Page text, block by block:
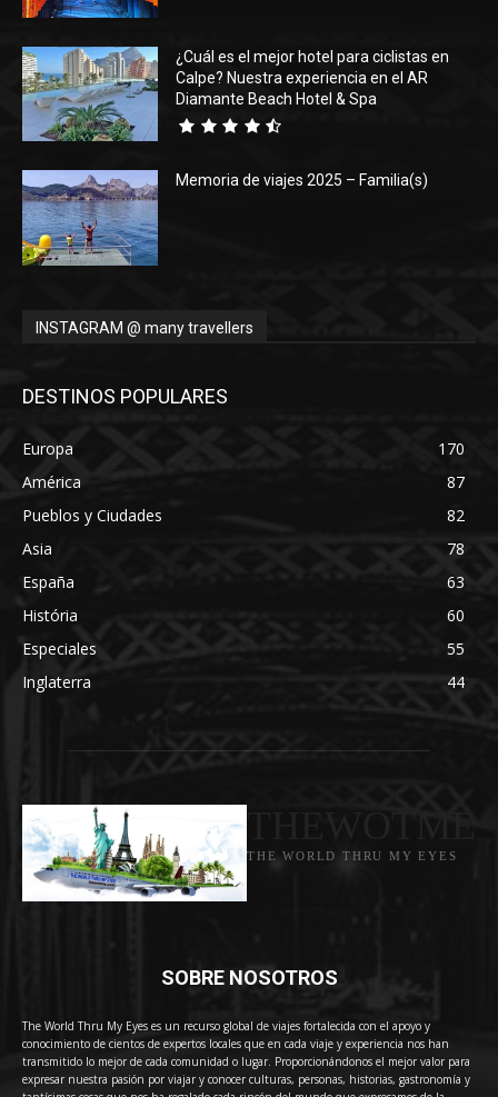
¿Cuál es el mejor hotel para ciclistas en
Calpe? Nuestra experiencia en el AR
Diamante Beach Hotel & Spa
Memoria de viajes 2025 – Familia(s)
INSTAGRAM @ many travellers
DESTINOS POPULARES
Europa
170
América
87
Pueblos y Ciudades
82
Asia
78
España
63
História
60
Especiales
55
Inglaterra
44
THE WORLD THRU MY EYES
SOBRE NOSOTROS
The World Thru My Eyes es un recurso global de viajes fortalecida con el apoyo y
conocimiento de cientos de expertos locales que en cada viaje y experiencia nos han
transmitido lo mejor de cada comunidad o lugar. Proporcionándonos el mejor valor para
expresar nuestra pasión por viajar y conocer culturas, personas, historias, gastronomía y